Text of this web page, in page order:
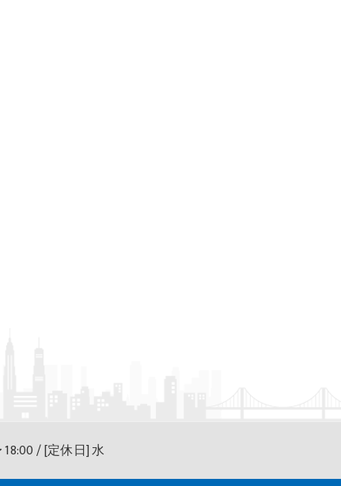
/ [定休日] 水